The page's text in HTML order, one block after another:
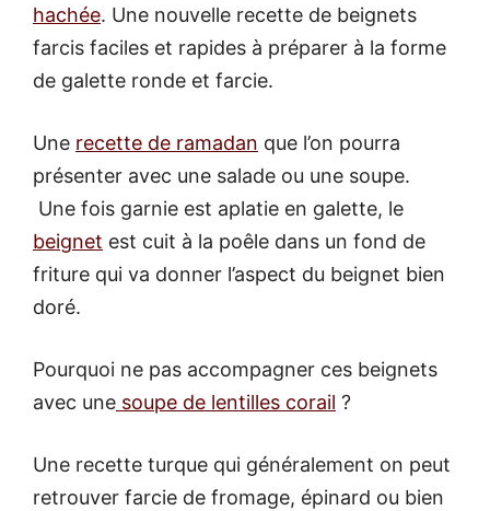
hachée. Une nouvelle recette de beignets
farcis faciles et rapides à préparer à la forme
de galette ronde et farcie.
Une recette de ramadan que l’on pourra
présenter avec une salade ou une soupe.
Une fois garnie est aplatie en galette, le
beignet est cuit à la poêle dans un fond de
friture qui va donner l’aspect du beignet bien
doré.
Pourquoi ne pas accompagner ces beignets
avec une soupe de lentilles corail ?
Une recette turque qui généralement on peut
retrouver farcie de fromage, épinard ou bien